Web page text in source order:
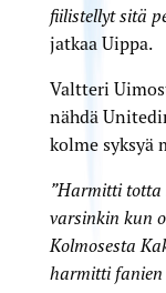
fiilistellyt sitä
jatkaa Uippa.
Valtteri
nähdä
kolme syksyä
”Harmitti totta
varsinkin kun
Kolmosesta
harmitti fanien